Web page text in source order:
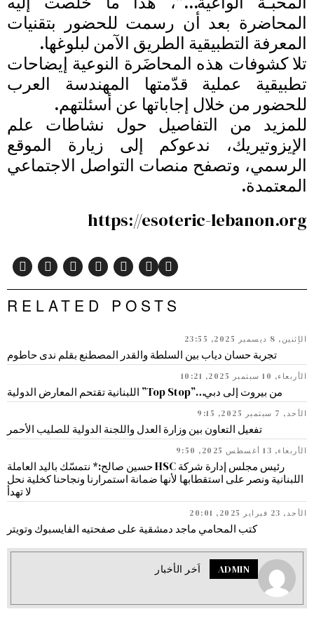
المحاضرة بعد أن رسمت للحضور بتقنيات
المعرفة التطبيقية الطريق الآمن لبلوغها.
تلا كشوفات هذه المحاضَرة النوعية إيضاحات
تطبيقية عملية قدّمتها المهندسة العرب
للحضور من خلال إجاباتها عن أسئلتهم.
للمزيد من التفاصيل حول نشاطات علم
الإيزوتيريك، ندعوكم إلى زيارة الموقع
الرسمي، وتصفح منصات التواصل الاجتماعي
المعتمدة.
https://esoteric-lebanon.org
RELATED POSTS
الإثنين, 8 ديسمبر 2025, 23:55
تجربة حسان دياب بين السلطة والقدر المصطنع بقلم ندى حاطوم
الأربعاء, 10 سبتمبر 2025, 10:21
من بيروت إلى دبي…”Top Stop” اللبنانية تقتحم المعارض الدولية
الأحد, 7 سبتمبر 2025, 9:15
تفعيل التعاون بين وزارة العدل واللجنة الدولية للصليب الأحمر
الأربعاء, 13 أغسطس 2025, 9:50
رئيس مجلس إدارة شركة HSC حسين صالح:* نتمسّك باليد العاملة
اللبنانية ونصر على استقطابها لأنها ضمانة استمرارنا ونجاحنا كخلية نحل
لا تهدأ
الأحد, 23 فبراير 2025, 20:01
كتب المحامي ماجد دمشقية على صفحتيه الفايسبوك وتويتر
ADMIN اَخر الأخبار